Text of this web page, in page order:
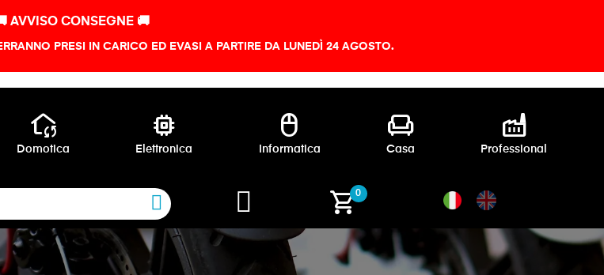
AVVISO CONSEGNE 🚚
PRESI IN CARICO ED EVASI A PARTIRE DA LUNEDÌ 24 AGOSTO.
wifi_home
Domotica
memory
Elettronica
mouse
Informatica
chair
Casa
factory
Professional
shopping_cart0